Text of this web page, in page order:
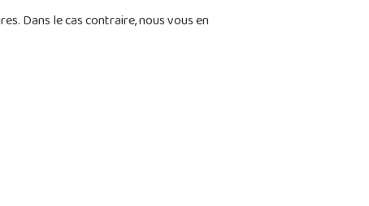
Dans le cas contraire, nous vous en